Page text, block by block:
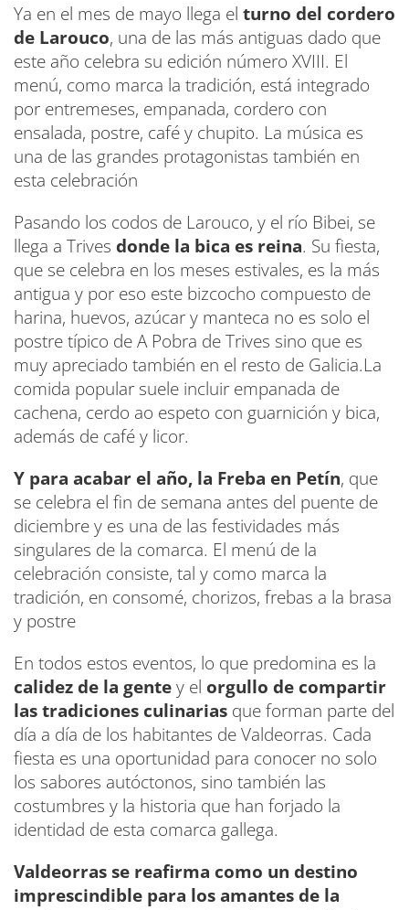
Ya en el mes de mayo llega el turno del cordero
de Larouco, una de las más antiguas dado que
este año celebra su edición número XVIII. El
menú, como marca la tradición, está integrado
por entremeses, empanada, cordero con
ensalada, postre, café y chupito. La música es
una de las grandes protagonistas también en
esta celebración
Pasando los codos de Larouco, y el río Bibei, se
llega a Trives donde la bica es reina. Su fiesta,
que se celebra en los meses estivales, es la más
antigua y por eso este bizcocho compuesto de
harina, huevos, azúcar y manteca no es solo el
postre típico de A Pobra de Trives sino que es
muy apreciado también en el resto de Galicia.La
comida popular suele incluir empanada de
cachena, cerdo ao espeto con guarnición y bica,
además de café y licor.
Y para acabar el año, la Freba en Petín, que
se celebra el fin de semana antes del puente de
diciembre y es una de las festividades más
singulares de la comarca. El menú de la
celebración consiste, tal y como marca la
tradición, en consomé, chorizos, frebas a la brasa
y postre
En todos estos eventos, lo que predomina es la
calidez de la gentey el orgullo de compartir
las tradiciones culinarias que forman parte del
día a día de los habitantes de Valdeorras. Cada
fiesta es una oportunidad para conocer no solo
los sabores autóctonos, sino también las
costumbres y la historia que han forjado la
identidad de esta comarca gallega.
Valdeorras se reafirma como un destino
imprescindible para los amantes de la